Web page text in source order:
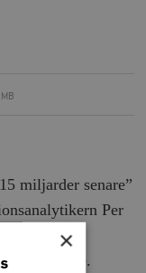
miljarder senare”
Per
i Sverige.
×